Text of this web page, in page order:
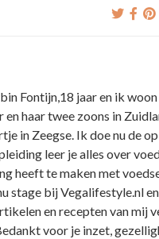
Fontijn,18 jaar en ik
haar twee zoons in
in Zeegse. Ik doe nu de
leer je alles over
heeft te maken met
stage bij Vegalifestyle.nl
en recepten van mij
voor je inzet,